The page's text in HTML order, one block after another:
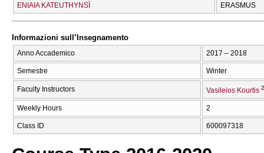
ENIAIA KATEUTHYNSĪ
ERASMUS
Informazioni sull’Insegnamento
Anno Accademico 2017 – 2018
Semestre Winter
Faculty Instructors Vasileios Kourtis
Weekly Hours 2
Class ID 600097318